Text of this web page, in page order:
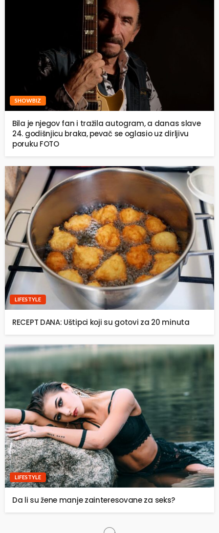
SHOWBIZ
Bila je njegov fan i tražila autogram, a danas slave
24. godišnjicu braka, pevač se oglasio uz dirljivu
poruku FOTO
LIFESTYLE
RECEPT DANA: Uštipci koji su gotovi za 20 minuta
LIFESTYLE
Da li su žene manje zainteresovane za seks?